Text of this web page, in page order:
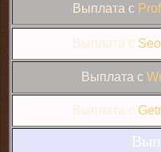
Выплата с
Выплата с
Выплата с
Выплата с